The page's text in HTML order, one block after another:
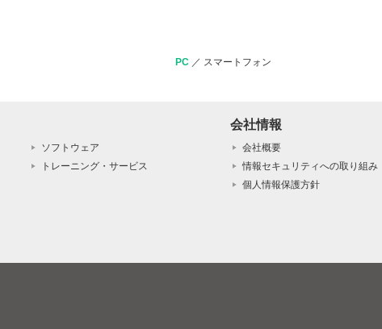
PC／ スマートフォン
ソフトウェア
トレーニング・サービス
会社情報
会社概要
情報セキュリティへの取り組み
個人情報保護方針